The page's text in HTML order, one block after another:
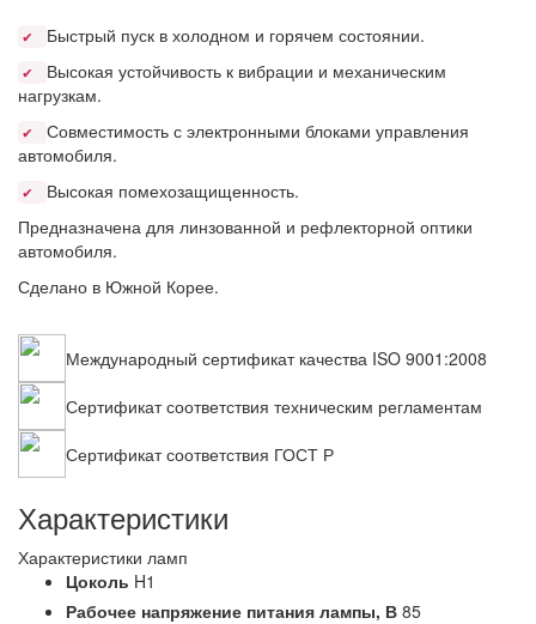
✔ Быстрый пуск в холодном и горячем состоянии.
✔
Высокая устойчивость к вибрации и механическим
нагрузкам.
✔
Совместимость с электронными блоками управления
автомобиля.
✔
Высокая помехозащищенность.
Предназначена для линзованной и рефлекторной оптики
автомобиля.
Сделано в Южной Корее.
Международный сертификат качества ISO 9001:2008
Сертификат соответствия техническим регламентам
Сертификат соответствия ГОСТ Р
Характеристики
Характеристики ламп
Цоколь H1
Рабочее напряжение питания лампы, В 85